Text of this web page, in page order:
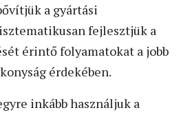
a gyártási
fejlesztjük a
érintő folyamatokat a jobb
érdekében.
inkább használjuk a